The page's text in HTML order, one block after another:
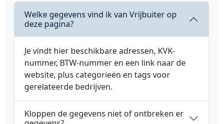
Welke gegevens vind ik van Vrijbuiter op
deze pagina?
Je vindt hier beschikbare adressen, KVK-
nummer, BTW-nummer en een link naar de
website, plus categorieën en tags voor
gerelateerde bedrijven.
Kloppen de gegevens niet of ontbreken er